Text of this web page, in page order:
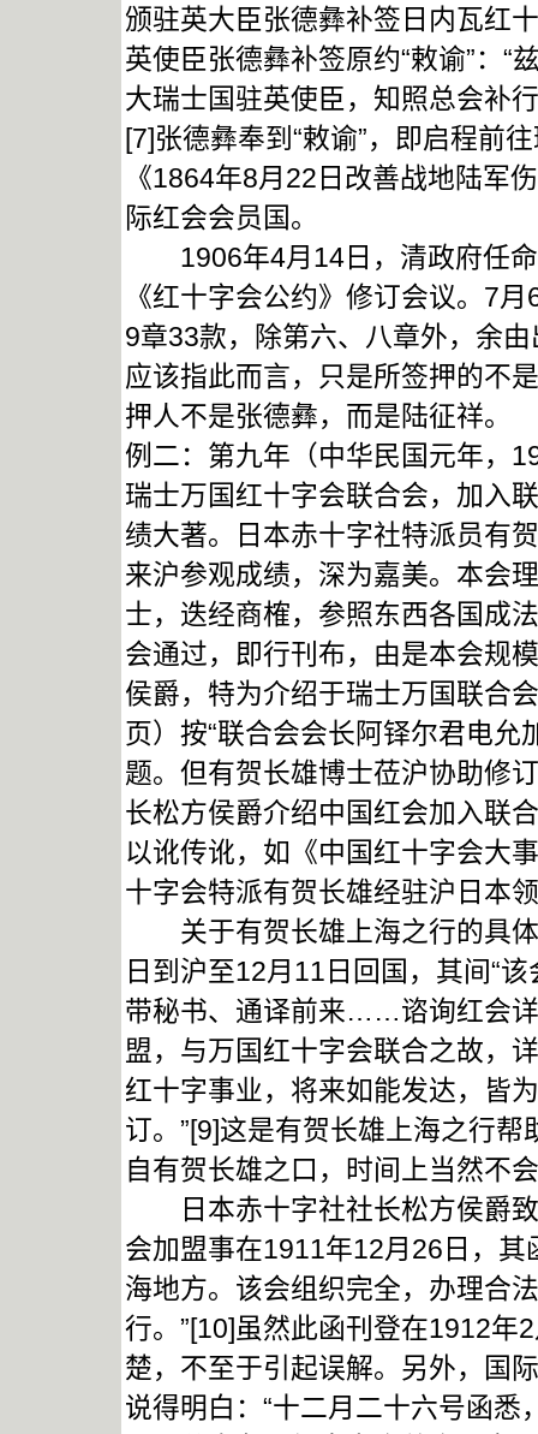
颁驻英大臣张德彝补签日内瓦红
英使臣张德彝补签原约“敕谕”：
大瑞士国驻英使臣，知照总会补
[7]张德彝奉到“敕谕”，即启程前
《1864年8月22日改善战地陆军
际红会会员国。
1906年4月14日，清政府任命
《红十字会公约》修订会议。7
9章33款，除第六、八章外，余
应该指此而言，只是所签押的不
押人不是张德彝，而是陆征祥。
例二：第九年（中华民国元年，
瑞士万国红十字会联合会，加入
绩大著。日本赤十字社特派员有
来沪参观成绩，深为嘉美。本会
士，迭经商榷，参照东西各国成
会通过，即行刊布，由是本会规
侯爵，特为介绍于瑞士万国联合
页）按“联合会会长阿铎尔君电
题。但有贺长雄博士莅沪协助修
长松方侯爵介绍中国红会加入联
以讹传讹，如《中国红十字会大
十字会特派有贺长雄经驻沪日本
关于有贺长雄上海之行的具体
日到沪至12月11日回国，其间“
带秘书、通译前来……谘询红会
盟，与万国红十字会联合之故，
红十字事业，将来如能发达，皆
订。”[9]这是有贺长雄上海之行帮
自有贺长雄之口，时间上当然不
日本赤十字社社长松方侯爵致
会加盟事在1911年12月26日，其
海地方。该会组织完全，办理合
行。”[10]虽然此函刊登在1912年
楚，不至于引起误解。另外，国
说得明白：“十二月二十六号函